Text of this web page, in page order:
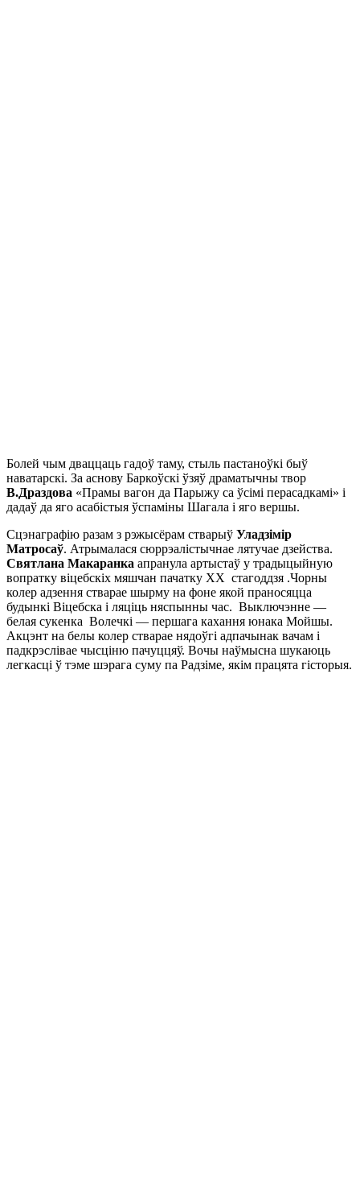
Болей чым дваццаць гадоў таму, стыль пастаноўкі быў
наватарскі. За аснову Баркоўскі ўзяў драматычны твор
В.Драздова «Прамы вагон да Парыжу са ўсімі перасадкамі» і
дадаў да яго асабістыя ўспаміны Шагала і яго вершы.
Сцэнаграфію разам з рэжысёрам стварыў Уладзімір
Матросаў. Атрымалася сюррэалістычнае лятучае дзейства.
Святлана Макаранка апранула артыстаў у традыцыйную
вопратку віцебскіх мяшчан пачатку ХХ стагоддзя .Чорны
колер адзення стварае шырму на фоне якой праносяцца
будынкі Віцебска і ляціць няспынны час. Выключэнне —
белая сукенка Волечкі — першага кахання юнака Мойшы.
Акцэнт на белы колер стварае нядоўгі адпачынак вачам і
падкрэслівае чысціню пачуццяў. Вочы наўмысна шукаюць
легкасці ў тэме шэрага суму па Радзіме, якім працята гісторыя.